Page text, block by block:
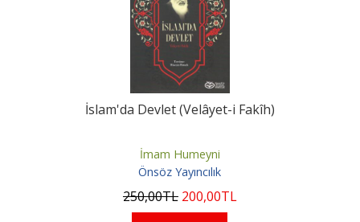
İslam'da Devlet (Velâyet-i Fakîh)
İmam Humeyni
Önsöz Yayıncılık
250,00TL 200,00TL